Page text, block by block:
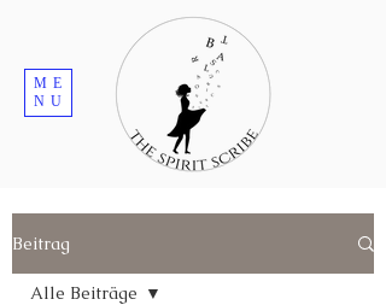
ME
NU
Beitrag
Alle Beiträge